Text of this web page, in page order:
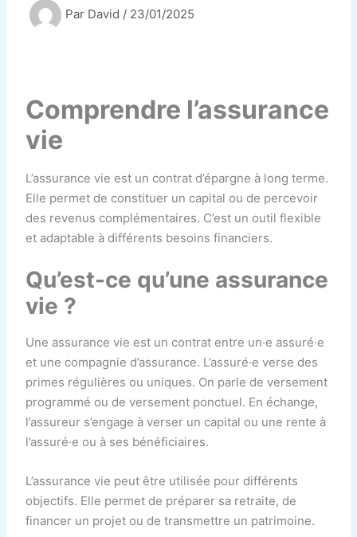
Par David / 23/01/2025
Comprendre l’assurance
vie
L’assurance vie est un contrat d’épargne à long terme.
Elle permet de constituer un capital ou de percevoir
des revenus complémentaires. C’est un outil flexible
et adaptable à différents besoins financiers.
Qu’est-ce qu’une assurance
vie ?
Une assurance vie est un contrat entre un·e assuré·e
et une compagnie d’assurance. L’assuré·e verse des
primes régulières ou uniques. On parle de versement
programmé ou de versement ponctuel. En échange,
l’assureur s’engage à verser un capital ou une rente à
l’assuré·e ou à ses bénéficiaires.
L’assurance vie peut être utilisée pour différents
objectifs. Elle permet de préparer sa retraite, de
financer un projet ou de transmettre un patrimoine.